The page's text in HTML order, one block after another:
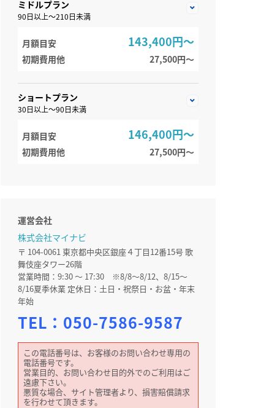
ミドルプラン
90日以上～210日未満
月額目安 143,400円～
初期費用他 27,500円〜
ショートプラン
30日以上～90日未満
月額目安 146,400円～
初期費用他 27,500円〜
運営会社
株式会社マイナビ
〒 104-0061 東京都中央区銀座４丁目12番15号 歌
舞伎座タワー26階
営業時間：9:30 ～ 17:30 ※8/8～8/12、8/15～
8/16夏季休業 定休日：土日・祝祭日・お盆・年末
年始
TEL： 050-7586-9587
この電話番号は、お客様のお問い合わせ専用の
電話番号です。
営業目的、お問い合わせ目的外でのご利用はご
遠慮下さい。
悪質な場合、サイト管理者より、損害賠償請求
を行わせて頂きます。